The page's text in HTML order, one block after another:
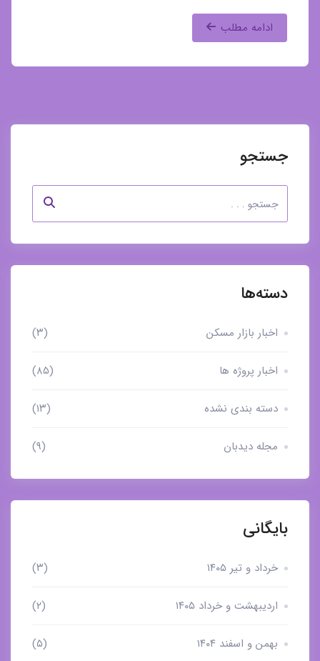
ادامه مطلب
جستجو
دسته‌ها
اخبار بازار مسکن (۳)
اخبار پروژه ها (۸۵)
دسته بندی نشده (۱۳)
مجله دیدبان (۹)
بایگانی
خرداد و تیر ۱۴۰۵ (۳)
اردیبهشت و خرداد ۱۴۰۵ (۲)
بهمن و اسفند ۱۴۰۴ (۵)